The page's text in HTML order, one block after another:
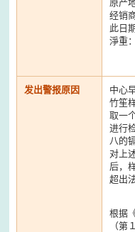
原产
经销
此日
淨重
发出警报原因
中心
竹笙
取一
进行
八的
对上
后，
超出
根据
（第